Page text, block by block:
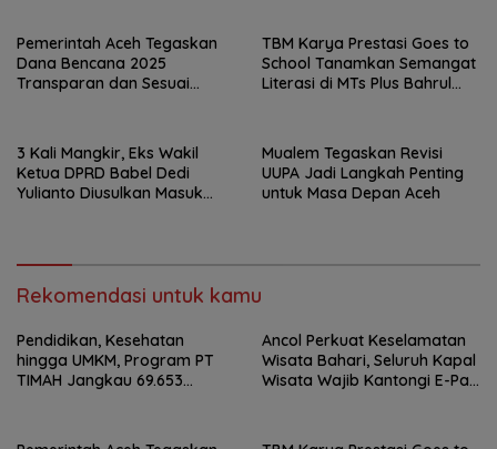
Pemerintah Aceh Tegaskan
Dana Bencana 2025
Transparan dan Sesuai
TBM Karya Prestasi Goes to
School Tanamkan Semangat
Literasi di MTs Plus Bahrul
3 Kali Mangkir, Eks Wakil
Ketua DPRD Babel Dedi
Yulianto Diusulkan Masuk
Mualem Tegaskan Revisi
UUPA Jadi Langkah Penting
untuk Masa Depan Aceh
Rekomendasi untuk kamu
Pendidikan, Kesehatan
hingga UMKM, Program PT
TIMAH Jangkau 69.653
Ancol Perkuat Keselamatan
Wisata Bahari, Seluruh Kapal
Wisata Wajib Kantongi E-Pas